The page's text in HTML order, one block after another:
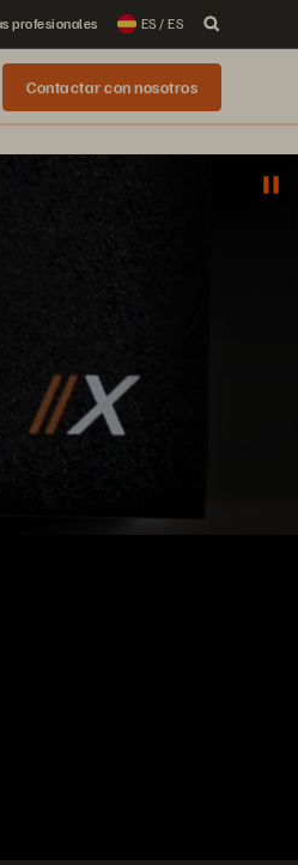
profesionales ES / ES
Contactar con nosotros